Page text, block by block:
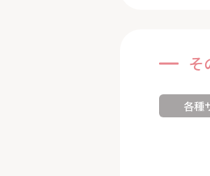
そ
各種